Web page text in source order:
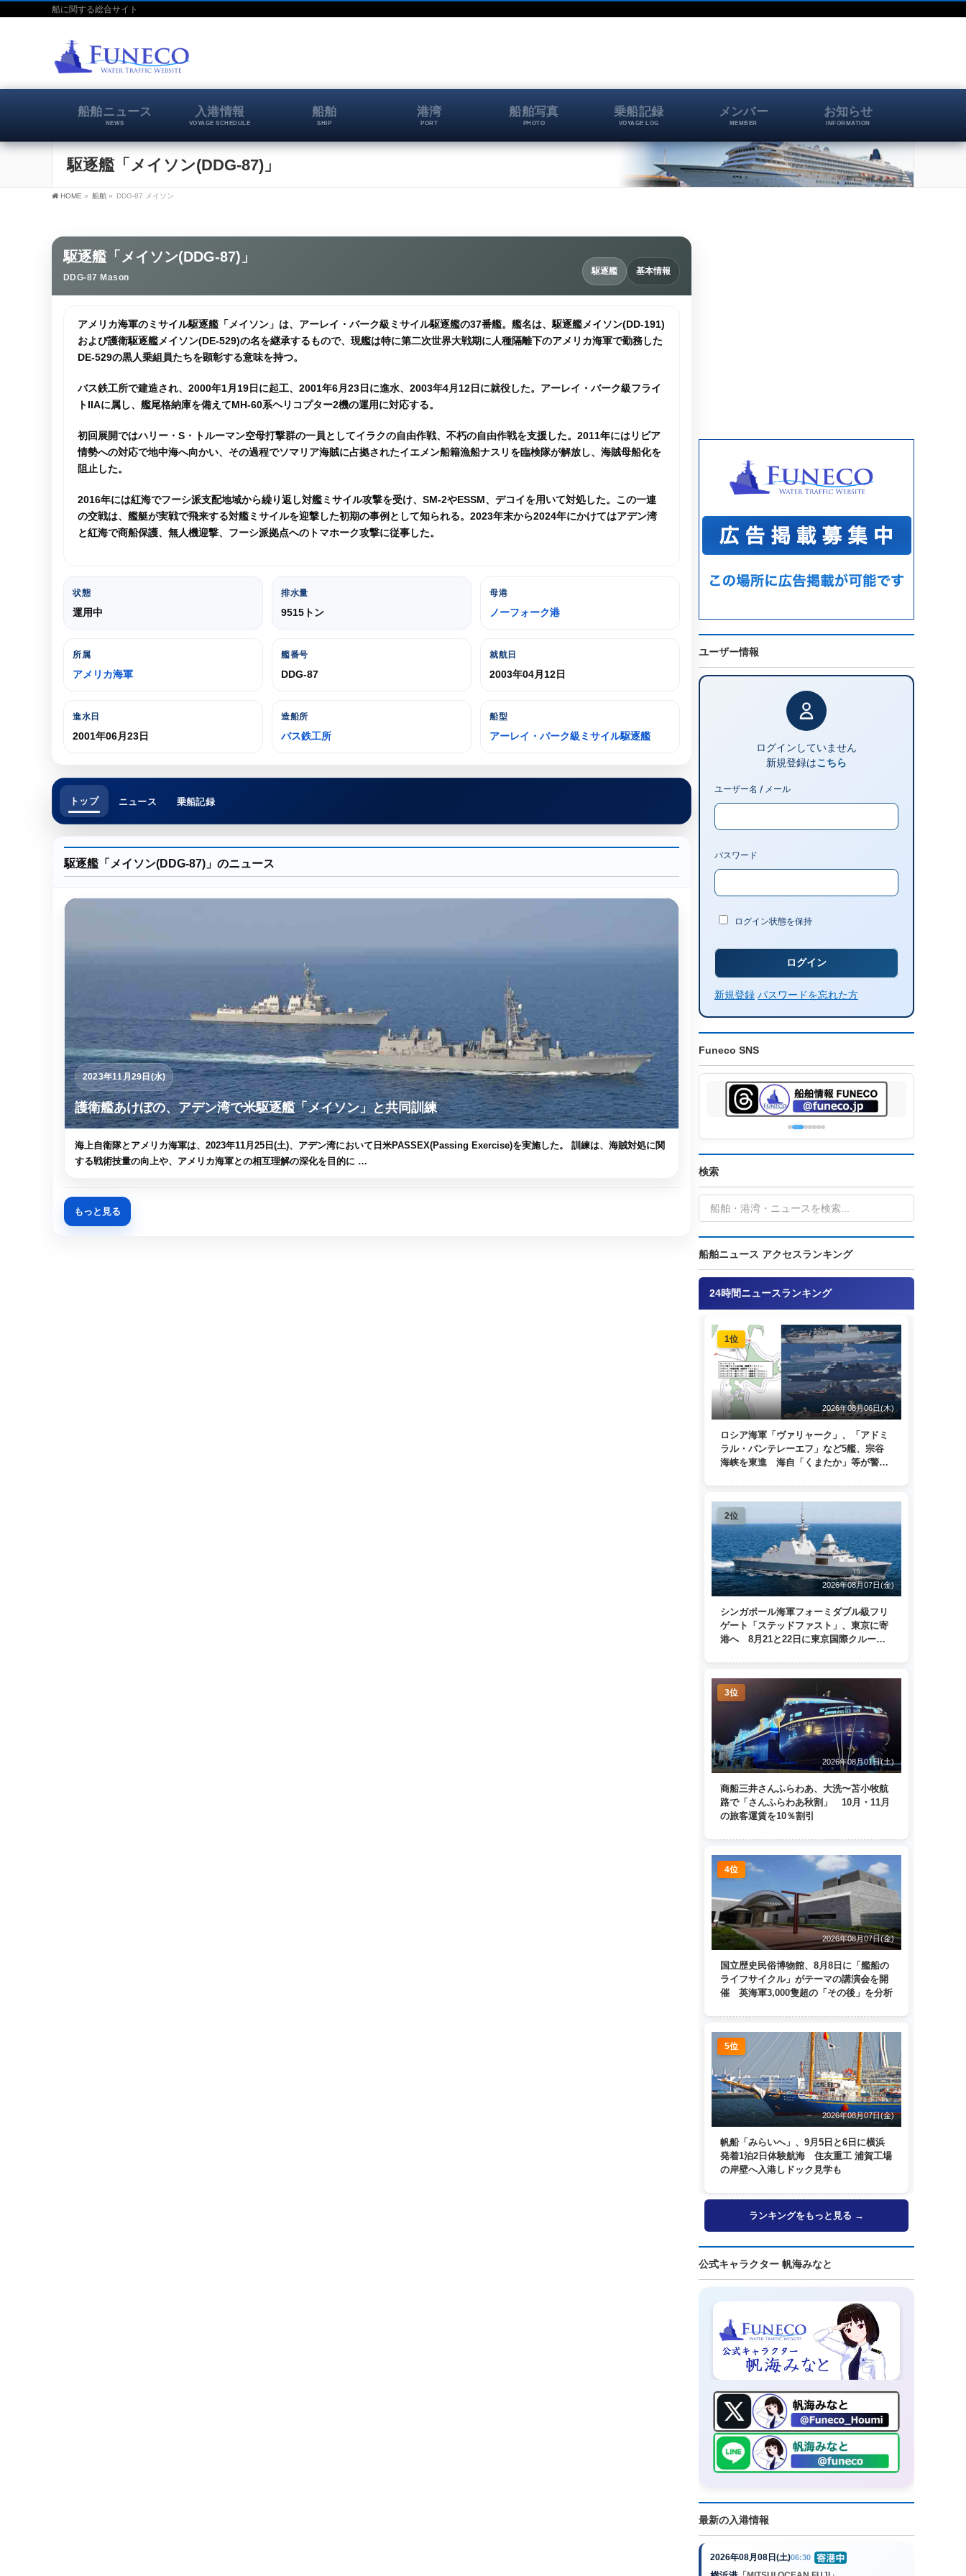
船に関する総合サイト
船舶ニュース
NEWS
入港情報
VOYAGE SCHEDULE
船舶
SHIP
港湾
PORT
船舶写真
PHOTO
乗船記録
VOYAGE LOG
メンバー
MEMBER
お知らせ
INFORMATION
駆逐艦「メイソン(DDG-87)」
HOME » 船舶 » DDG-87 メイソン
駆逐艦「メイソン(DDG-87)」
DDG-87 Mason
駆逐艦 基本情報
アメリカ海軍のミサイル駆逐艦「メイソン」は、アーレイ・バーク級ミサイル駆逐艦の37番艦。艦名は、駆逐艦メイソン(DD-191)
および護衛駆逐艦メイソン(DE-529)の名を継承するもので、現艦は特に第二次世界大戦期に人種隔離下のアメリカ海軍で勤務した
DE-529の黒人乗組員たちを顕彰する意味を持つ。
バス鉄工所で建造され、2000年1月19日に起工、2001年6月23日に進水、2003年4月12日に就役した。アーレイ・バーク級フライ
トIIAに属し、艦尾格納庫を備えてMH-60系ヘリコプター2機の運用に対応する。
初回展開ではハリー・S・トルーマン空母打撃群の一員としてイラクの自由作戦、不朽の自由作戦を支援した。2011年にはリビア
情勢への対応で地中海へ向かい、その過程でソマリア海賊に占拠されたイエメン船籍漁船ナスリを臨検隊が解放し、海賊母船化を
阻止した。
2016年には紅海でフーシ派支配地域から繰り返し対艦ミサイル攻撃を受け、SM-2やESSM、デコイを用いて対処した。この一連
の交戦は、艦艇が実戦で飛来する対艦ミサイルを迎撃した初期の事例として知られる。2023年末から2024年にかけてはアデン湾
と紅海で商船保護、無人機迎撃、フーシ派拠点へのトマホーク攻撃に従事した。
状態
運用中
排水量
9515トン
母港
ノーフォーク港
所属
アメリカ海軍
艦番号
DDG-87
就航日
2003年04月12日
進水日
2001年06月23日
造船所
バス鉄工所
船型
アーレイ・バーク級ミサイル駆逐艦
トップ ニュース 乗船記録
駆逐艦「メイソン(DDG-87)」のニュース
2023年11月29日(水)
護衛艦あけぼの、アデン湾で米駆逐艦「メイソン」と共同訓練
海上自衛隊とアメリカ海軍は、2023年11月25日(土)、アデン湾において日米PASSEX(Passing Exercise)を実施した。 訓練は、海賊対処に関
する戦術技量の向上や、アメリカ海軍との相互理解の深化を目的に …
もっと見る
ユーザー情報
ログインしていません
新規登録はこちら
ユーザー名 / メール
パスワード
ログイン状態を保持
新規登録 パスワードを忘れた方
Funeco SNS
検索
船舶ニュース アクセスランキング
24時間ニュースランキング
1位
2026年08月06日(木)
ロシア海軍「ヴァリャーク」、「アドミ
ラル・パンテレーエフ」など5艦、宗谷
海峡を東進 海自「くまたか」等が警戒
2位
2026年08月07日(金)
シンガポール海軍フォーミダブル級フリ
ゲート「ステッドファスト」、東京に寄
港へ 8月21と22日に東京国際クルーズ
3位
2026年08月01日(土)
商船三井さんふらわあ、大洗〜苫小牧航
路で「さんふらわあ秋割」 10月・11月
の旅客運賃を10％割引
4位
2026年08月07日(金)
国立歴史民俗博物館、8月8日に「艦船の
ライフサイクル」がテーマの講演会を開
催 英海軍3,000隻超の「その後」を分析
5位
2026年08月07日(金)
帆船「みらいへ」、9月5日と6日に横浜
発着1泊2日体験航海 住友重工 浦賀工場
の岸壁へ入港しドック見学も
ランキングをもっと見る →
公式キャラクター 帆海みなと
最新の入港情報
2026年08月08日(土)06:30